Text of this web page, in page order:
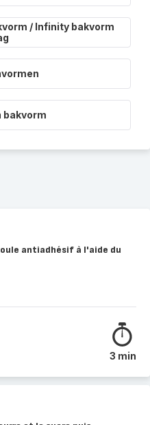
/ Infinity bakvorm
bakvorm
antiadhésif à l'aide du
3 min